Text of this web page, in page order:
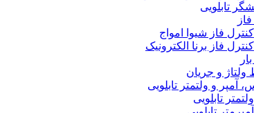
تابلویی
کنترل فاز شیوا امواج
کنترل فاز برنا الکترونیک
ولتاژ و جریان
آمپر و ولتمتر تابلویی
ولتمتر تابلویی